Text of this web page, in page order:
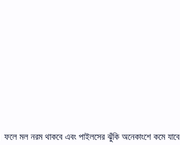
ফলে মল নরম থাকবে এবং পাইলসের ঝুঁকি অনেকাংশে কমে